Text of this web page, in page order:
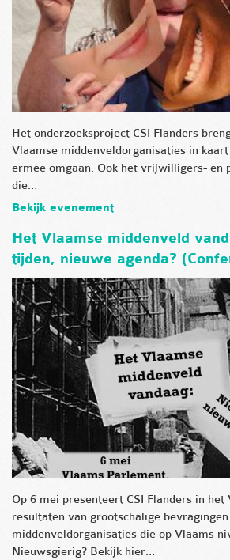
Het onderzoeksproject CSI Flanders
Vlaamse middenveldorganisaties in
ermee omgaan. Ook het vrijwilligers- en
die…
Bekijk evenement
Het Vlaamse middenveld
tijden, nieuwe agenda?
Op 6 mei presenteert CSI Flanders in
resultaten van grootschalige
middenveldorganisaties die op Vlaams
Nieuwsgierig? Bekijk hier…